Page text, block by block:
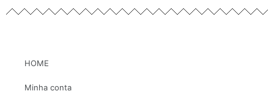
HOME
Minha conta